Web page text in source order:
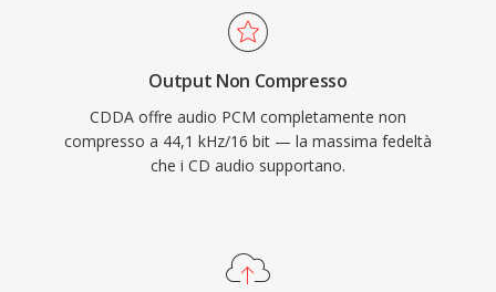
Output Non Compresso
CDDA offre audio PCM completamente non
compresso a 44,1 kHz/16 bit — la massima fedeltà
che i CD audio supportano.